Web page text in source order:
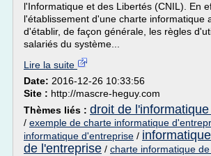
l'Informatique et des Libertés (CNIL). En
l'établissement d'une charte informatique
d'établir, de façon générale, les règles
salariés du système...
Lire la suite
Date: 2016-12-26 10:33:56
Site : http://mascre-heguy.com
Thèmes liés : droit de
/ exemple de charte informatique
informatique d'entreprise /
de l'entreprise / charte informatique